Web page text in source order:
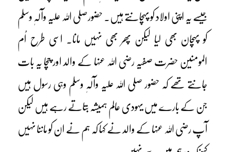
جیسے یہ اپنی اولاد کو پہچانتے ہیں۔ حضورصلی اللہ علیہ وآلہٖ وسلم
کو پہچان بھی لیا لیکن پھر بھی نہیں مانا۔ اسی طرح اُم
المومنین حضرت صفیہ رضی اللہ عنہا کے والد اور چچا یہ بات
جانتے تھے کہ حضور صلی اللہ علیہ وآلہٖ وسلم وہی رسول ہیں
جن کے بارے میں یہودی عالم ہمیشہ بتاتے رہے ہیں لیکن
آپ رضی اللہ عنہا کے والد نے کہا کہ ہم نے ان کو ماننا نہیں